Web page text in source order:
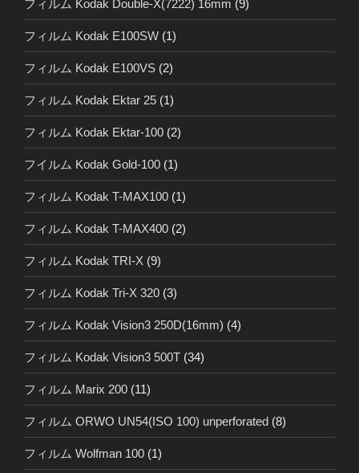
フィルム Kodak Double-X(7222) 16mm (9)
フィルム Kodak E100SW (1)
フィルム Kodak E100VS (2)
フィルム Kodak Ektar 25 (1)
フィルム Kodak Ektar-100 (2)
フイルム Kodak Gold-100 (1)
フィルム Kodak T-MAX100 (1)
フィルム Kodak T-MAX400 (2)
フィルム Kodak TRI-X (9)
フィルム Kodak Tri-X 320 (3)
フィルム Kodak Vision3 250D(16mm) (4)
フィルム Kodak Vision3 500T (34)
フィルム Marix 200 (11)
フィルム ORWO UN54(ISO 100) unperforated (8)
フィルム Wolfman 100 (1)